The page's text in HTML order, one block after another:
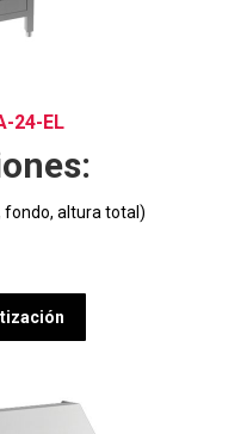
24-EL
fondo, altura total)